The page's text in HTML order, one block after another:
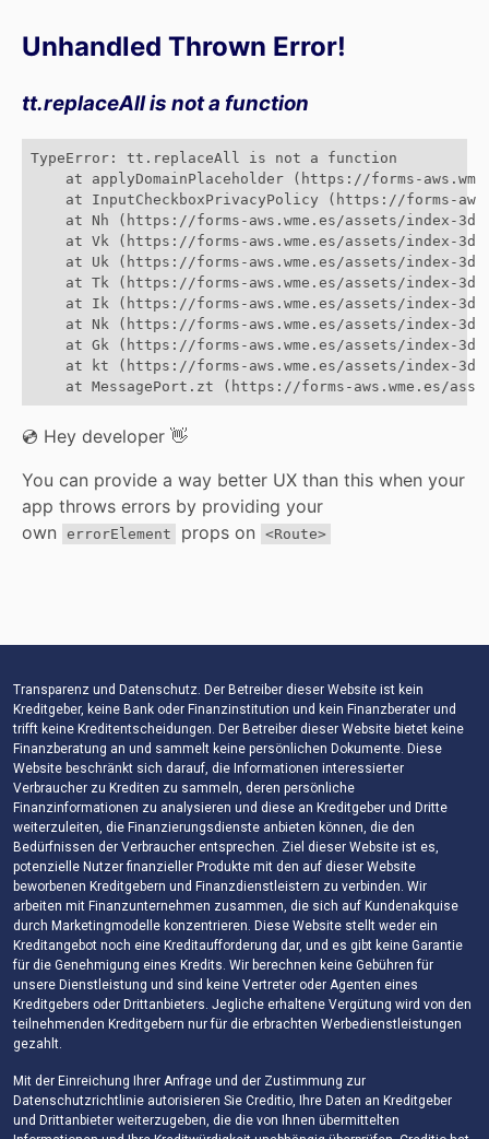
Transparenz und Datenschutz. Der Betreiber dieser Website ist kein
Kreditgeber, keine Bank oder Finanzinstitution und kein Finanzberater und
trifft keine Kreditentscheidungen. Der Betreiber dieser Website bietet keine
Finanzberatung an und sammelt keine persönlichen Dokumente. Diese
Website beschränkt sich darauf, die Informationen interessierter
Verbraucher zu Krediten zu sammeln, deren persönliche
Finanzinformationen zu analysieren und diese an Kreditgeber und Dritte
weiterzuleiten, die Finanzierungsdienste anbieten können, die den
Bedürfnissen der Verbraucher entsprechen. Ziel dieser Website ist es,
potenzielle Nutzer finanzieller Produkte mit den auf dieser Website
beworbenen Kreditgebern und Finanzdienstleistern zu verbinden. Wir
arbeiten mit Finanzunternehmen zusammen, die sich auf Kundenakquise
durch Marketingmodelle konzentrieren. Diese Website stellt weder ein
Kreditangebot noch eine Kreditaufforderung dar, und es gibt keine Garantie
für die Genehmigung eines Kredits. Wir berechnen keine Gebühren für
unsere Dienstleistung und sind keine Vertreter oder Agenten eines
Kreditgebers oder Drittanbieters. Jegliche erhaltene Vergütung wird von den
teilnehmenden Kreditgebern nur für die erbrachten Werbedienstleistungen
gezahlt.
Mit der Einreichung Ihrer Anfrage und der Zustimmung zur
Datenschutzrichtlinie autorisieren Sie Creditio, Ihre Daten an Kreditgeber
und Drittanbieter weiterzugeben, die die von Ihnen übermittelten